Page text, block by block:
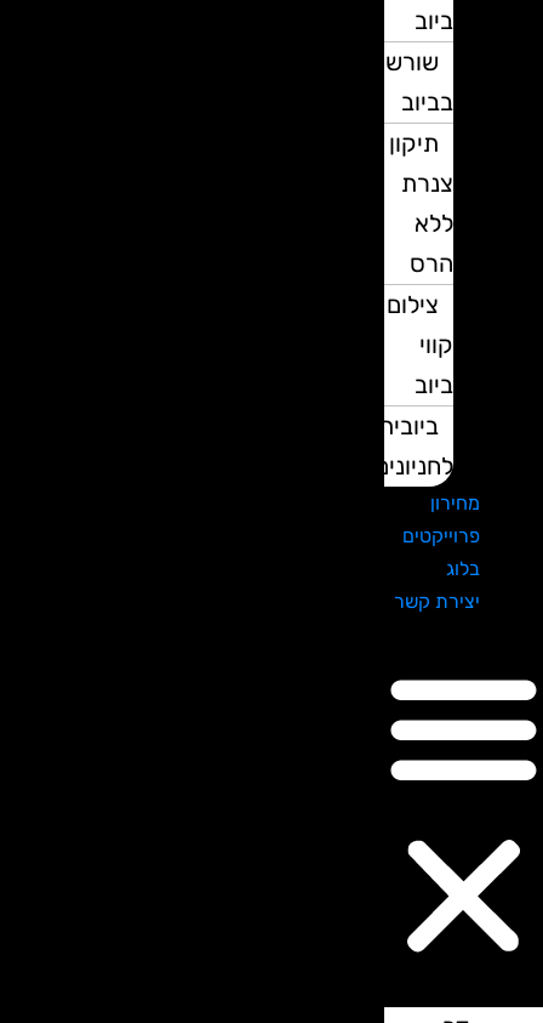
ביוב
שורשים
בביוב
תיקון
צנרת
ללא
הרס
צילום
קווי
ביוב
ביובית
לחניונים
מחירון
פרוייקטים
בלוג
יצירת קשר